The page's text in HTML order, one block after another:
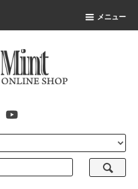
メニュー